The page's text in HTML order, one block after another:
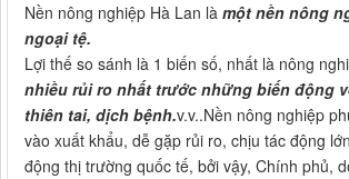
Nền nông nghiệp Hà Lan là một nền nông
ngoại tệ.
Lợi thế so sánh là 1 biến số, nhất là nông
nhiều rủi ro nhất trước những biến động
thiên tai, dịch bệnh.v.v..Nền nông nghiệp
vào xuất khẩu, dễ gặp rủi ro, chịu tác động
động thị trường quốc tế, bởi vậy, Chính phủ,